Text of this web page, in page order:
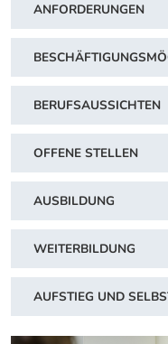
ANFORDERUNGEN
BERUFSAUSSICHTEN
OFFENE STELLEN
AUSBILDUNG
WEITERBILDUNG
AUFSTIEG UND